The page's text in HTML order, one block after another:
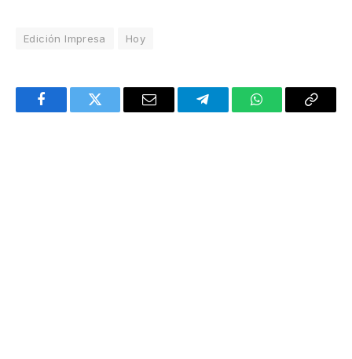
Edición Impresa Hoy
FacebookTwitter Email TelegramWhatsAppCopy